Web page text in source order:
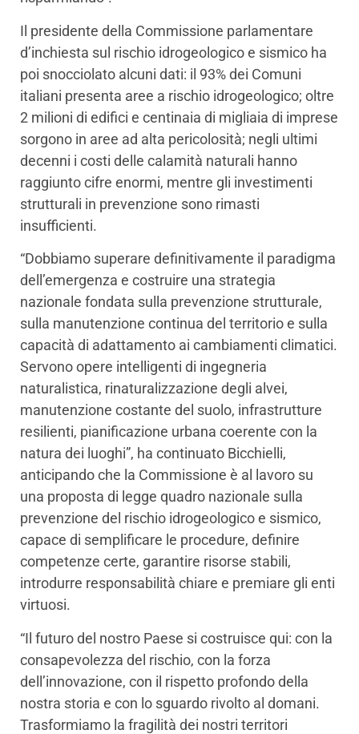
Il presidente della Commissione parlamentare
d’inchiesta sul rischio idrogeologico e sismico ha
poi snocciolato alcuni dati: il 93% dei Comuni
italiani presenta aree a rischio idrogeologico; oltre
2 milioni di edifici e centinaia di migliaia di imprese
sorgono in aree ad alta pericolosità; negli ultimi
decenni i costi delle calamità naturali hanno
raggiunto cifre enormi, mentre gli investimenti
strutturali in prevenzione sono rimasti
insufficienti.
“Dobbiamo superare definitivamente il paradigma
dell’emergenza e costruire una strategia
nazionale fondata sulla prevenzione strutturale,
sulla manutenzione continua del territorio e sulla
capacità di adattamento ai cambiamenti climatici.
Servono opere intelligenti di ingegneria
naturalistica, rinaturalizzazione degli alvei,
manutenzione costante del suolo, infrastrutture
resilienti, pianificazione urbana coerente con la
natura dei luoghi”, ha continuato Bicchielli,
anticipando che la Commissione è al lavoro su
una proposta di legge quadro nazionale sulla
prevenzione del rischio idrogeologico e sismico,
capace di semplificare le procedure, definire
competenze certe, garantire risorse stabili,
introdurre responsabilità chiare e premiare gli enti
virtuosi.
“Il futuro del nostro Paese si costruisce qui: con la
consapevolezza del rischio, con la forza
dell’innovazione, con il rispetto profondo della
nostra storia e con lo sguardo rivolto al domani.
Trasformiamo la fragilità dei nostri territori